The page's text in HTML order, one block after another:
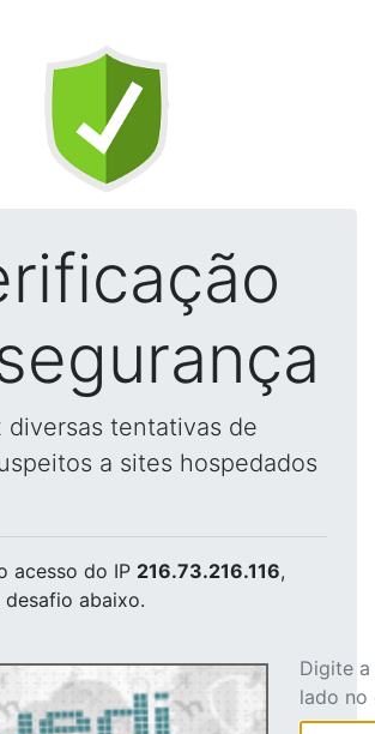
diversas tentativas de
a sites hospedados
acesso do IP 216.73.216.116,
abaixo.
Digite
lado no